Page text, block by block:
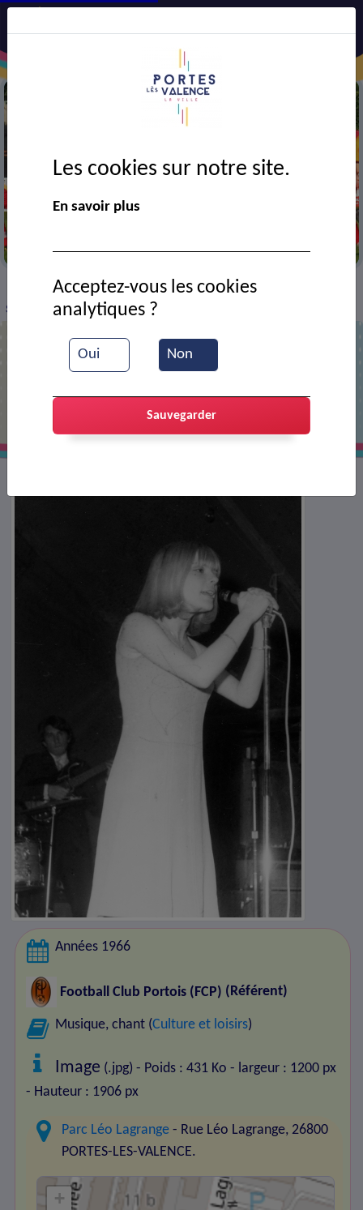
> VIE MUNICIPALE > Ressources documentaires
Spectacle de France Gall organisé par l'USCP football
Spectacle de France Gall organisé par
l'USCP football
Années 1966
Football Club Portois (FCP) (Référent)
Musique, chant (Culture et loisirs)
Image (.jpg) - Poids : 431 Ko - largeur : 1200 px
- Hauteur : 1906 px
Parc Léo Lagrange - Rue Léo Lagrange, 26800
PORTES-LES-VALENCE.
+
Les cookies sur notre site.
En savoir plus
Oui Non
Acceptez-vous les cookies
analytiques ?
Sauvegarder